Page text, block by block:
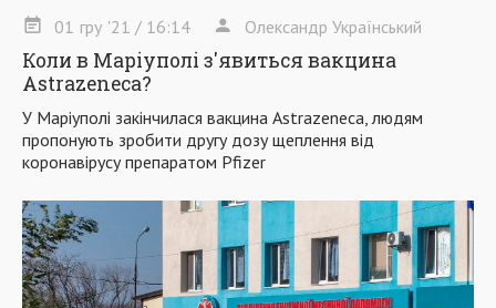
01 гру '21 / 16:14 Олександр Український
Коли в Маріуполі з'явиться вакцина
Astrazeneca?
У Маріуполі закінчилася вакцина Astrazeneca, людям
пропонують зробити другу дозу щеплення від
коронавірусу препаратом Pfizer